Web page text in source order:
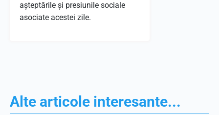
așteptările și presiunile sociale
asociate acestei zile.
Alte articole interesante...